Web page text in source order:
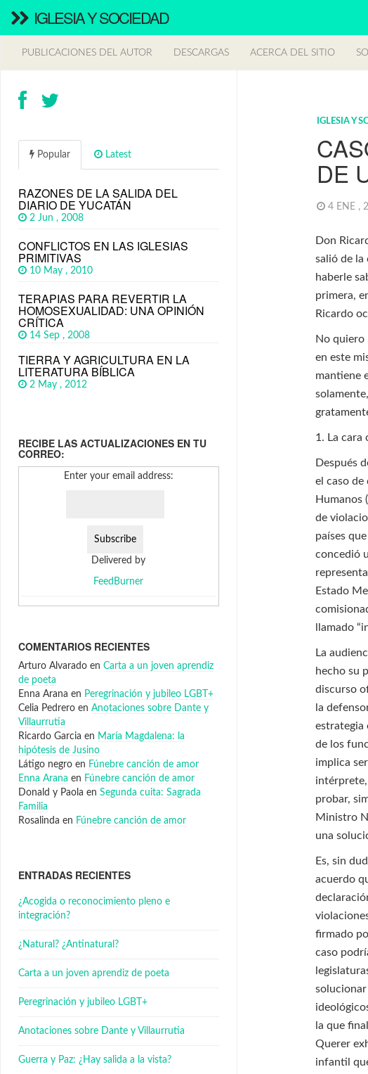
IGLESIA Y SOCIEDAD
PUBLICACIONES DEL AUTOR DESCARGAS ACERCA DEL SITIO
IGLESIA Y
DE
4 ENE ,
Don
salió de la
haberle
primera,
Ricardo
No quiero
en este
mantiene
1. La cara
Después
el caso
Humanos
de
países
concedió
Estado
llamado
La
hecho su
discurso
la
estrategia
de los
implica
probar,
Ministro
una
Es, sin
acuerdo
firmado
caso
solucionar
la que
Querer
infantil
Popular Latest
RAZONES DE LA SALIDA DEL
DIARIO DE YUCATÁN
2 Jun , 2008
CONFLICTOS EN LAS IGLESIAS
PRIMITIVAS
10 May , 2010
TERAPIAS PARA REVERTIR LA
HOMOSEXUALIDAD: UNA OPINIÓN
CRÍTICA
14 Sep , 2008
TIERRA Y AGRICULTURA EN LA
LITERATURA BÍBLICA
2 May , 2012
RECIBE LAS ACTUALIZACIONES EN TU
CORREO:
Enter your email address:
Delivered by
FeedBurner
COMENTARIOS RECIENTES
Arturo Alvarado en Carta a un joven aprendiz
de poeta
Enna Arana en Peregrinación y jubileo LGBT+
Celia Pedrero en Anotaciones sobre Dante y
Villaurrutia
Ricardo Garcia en María Magdalena: la
hipótesis de Jusino
Látigo negro en Fúnebre canción de amor
Enna Arana en Fúnebre canción de amor
Donald y Paola en Segunda cuita: Sagrada
Familia
Rosalinda en Fúnebre canción de amor
ENTRADAS RECIENTES
¿Acogida o reconocimiento pleno e
integración?
¿Natural? ¿Antinatural?
Carta a un joven aprendiz de poeta
Peregrinación y jubileo LGBT+
Anotaciones sobre Dante y Villaurrutia
Guerra y Paz: ¿Hay salida a la vista?